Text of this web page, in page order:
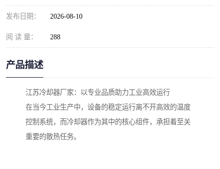
发布日期： 2026-08-10
阅 读 量： 288
产品描述
江苏冷却器厂家：以专业品质助力工业高效运行
在当今工业生产中，设备的稳定运行离不开高效的温度
控制系统，而冷却器作为其中的核心组件，承担着至关
重要的散热任务。